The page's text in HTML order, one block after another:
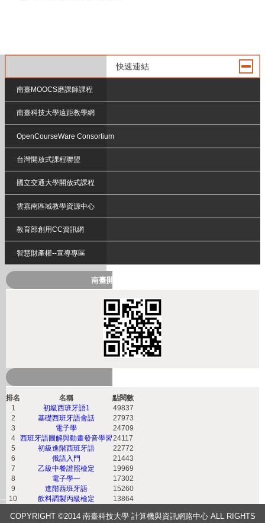
快速連結
南臺MOOCS磨課師課程
南臺科技大學遠距教學網
OpenCourseWare Consortium
台灣開放式課程聯盟
國立交通大學開放式課程
雲嘉南區域教學資源中心
教育部創用CC資訊網
智慧財產權--宣導專區
南臺開放式課程QRcode
排名 名稱
點閱數
1
初級西班牙語1
49837
2
基礎西班牙語會話
27973
3
電子學
24709
4
西班牙語圖解與動畫發音學習24117
5
初級進階西班牙語
22772
6
俄語入門
21443
7
乙級中餐證照檢定
19969
8
電子學一
17302
9
進階西班牙語
15260
10
飲料調製丙級檢定 13864
:::
COPYRIGHT ©2014 南臺科技大學 計算機與資訊網路中心 ALL RIGHTS